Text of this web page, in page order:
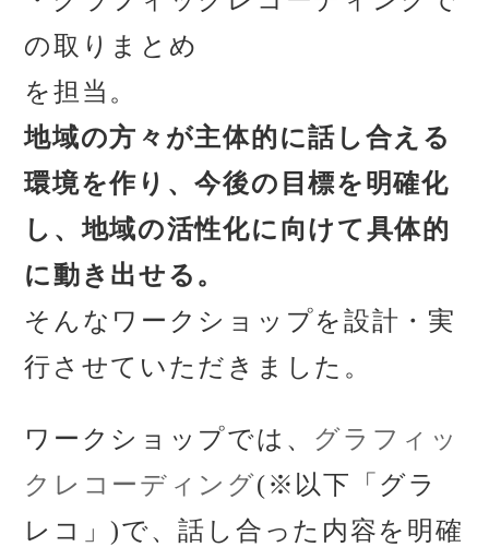
の取りまとめ
を担当。
地域の方々が主体的に話し合える
環境を作り、今後の目標を明確化
し、地域の活性化に向けて具体的
に動き出せる。
そんなワークショップを設計・実
行させていただきました。
ワークショップでは、 グラフィッ
クレコーディング(※以下「グラ
レコ」)で、話し合った内容を明確